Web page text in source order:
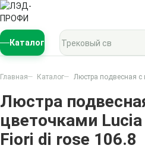
Каталог
Поиск по каталогу
Главная Каталог Люстра подвесная с
Люстра
цветочками Lucia
Fiori di rose 106.8